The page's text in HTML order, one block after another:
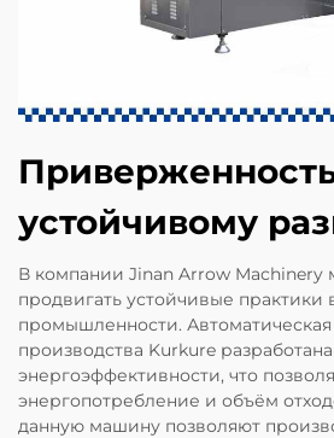
устойчивому
В компании Jinan Arrow Machinery
продвигать устойчивые
промышленности.
производства Kurkure
энергоэффективности, что
энергопотребление и объём
данную машину позволяют